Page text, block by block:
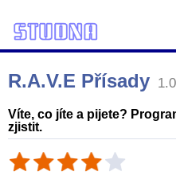
R.A.V.E Přísady 1.0
Víte, co jíte a pijete?
zjistit.